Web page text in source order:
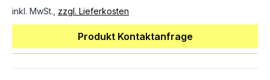
inkl. MwSt., zzgl. Lieferkosten
Produkt Kontaktanfrage